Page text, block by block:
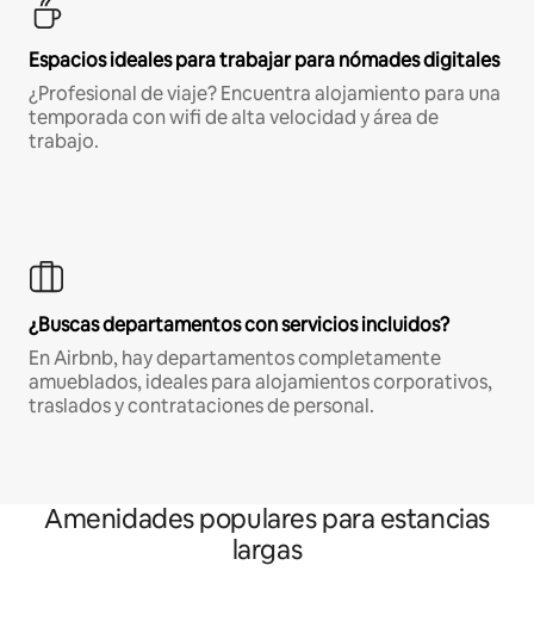
Espacios ideales para trabajar para nómades digitales
¿Profesional de viaje? Encuentra alojamiento para una
temporada con wifi de alta velocidad y área de
trabajo.
¿Buscas departamentos con servicios incluidos?
En Airbnb, hay departamentos completamente
amueblados, ideales para alojamientos corporativos,
traslados y contrataciones de personal.
Amenidades populares para estancias
largas